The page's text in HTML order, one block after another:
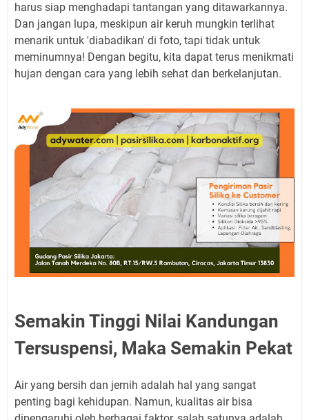
harus siap menghadapi tantangan yang ditawarkannya.
Dan jangan lupa, meskipun air keruh mungkin terlihat
menarik untuk 'diabadikan' di foto, tapi tidak untuk
meminumnya! Dengan begitu, kita dapat terus menikmati
hujan dengan cara yang lebih sehat dan berkelanjutan.
Semakin Tinggi Nilai Kandungan
Tersuspensi, Maka Semakin Pekat
Air yang bersih dan jernih adalah hal yang sangat
penting bagi kehidupan. Namun, kualitas air bisa